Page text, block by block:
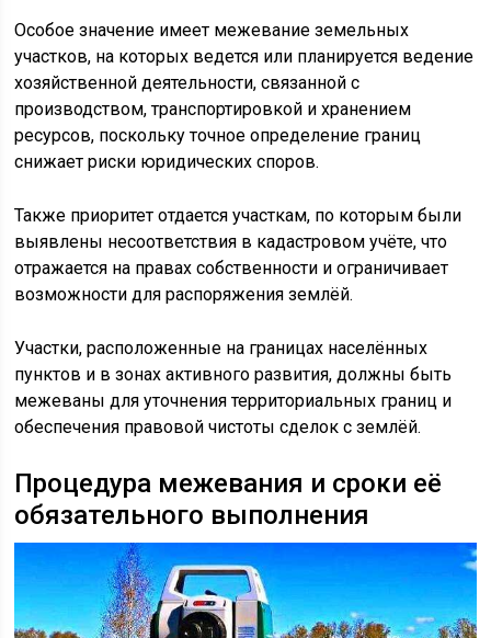
Особое значение имеет межевание земельных
участков, на которых ведется или планируется ведение
хозяйственной деятельности, связанной с
производством, транспортировкой и хранением
ресурсов, поскольку точное определение границ
снижает риски юридических споров.
Также приоритет отдается участкам, по которым были
выявлены несоответствия в кадастровом учёте, что
отражается на правах собственности и ограничивает
возможности для распоряжения землёй.
Участки, расположенные на границах населённых
пунктов и в зонах активного развития, должны быть
межеваны для уточнения территориальных границ и
обеспечения правовой чистоты сделок с землёй.
Процедура межевания и сроки её
обязательного выполнения